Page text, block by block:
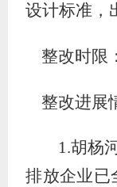
设计标准，
整改时限：
整改进展
1.胡杨
排放企业已